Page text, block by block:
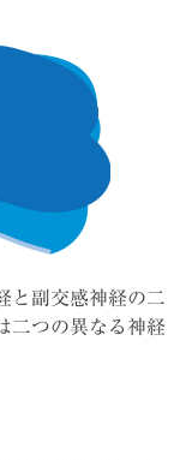
と副交感神経の二
二つの異なる神経